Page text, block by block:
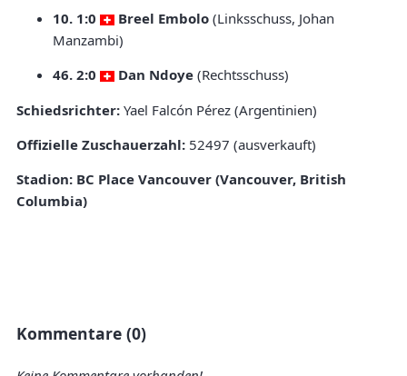
10. 1:0
Breel Embolo (Linksschuss, Johan
Manzambi)
46. 2:0
Dan Ndoye (Rechtsschuss)
Schiedsrichter: Yael Falcón Pérez (Argentinien)
Offizielle Zuschauerzahl: 52497 (ausverkauft)
Stadion: BC Place Vancouver (Vancouver, British
Columbia)
Kommentare (0)